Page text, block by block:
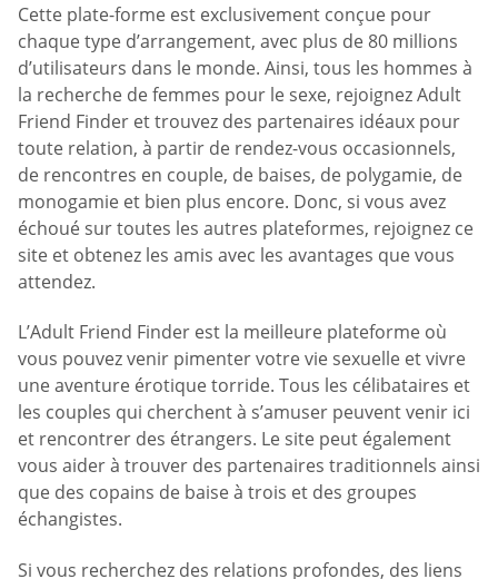
Cette plate-forme est exclusivement conçue pour
chaque type d’arrangement, avec plus de 80 millions
d’utilisateurs dans le monde. Ainsi, tous les hommes à
la recherche de femmes pour le sexe, rejoignez Adult
Friend Finder et trouvez des partenaires idéaux pour
toute relation, à partir de rendez-vous occasionnels,
de rencontres en couple, de baises, de polygamie, de
monogamie et bien plus encore. Donc, si vous avez
échoué sur toutes les autres plateformes, rejoignez ce
site et obtenez les amis avec les avantages que vous
attendez.
L’Adult Friend Finder est la meilleure plateforme où
vous pouvez venir pimenter votre vie sexuelle et vivre
une aventure érotique torride. Tous les célibataires et
les couples qui cherchent à s’amuser peuvent venir ici
et rencontrer des étrangers. Le site peut également
vous aider à trouver des partenaires traditionnels ainsi
que des copains de baise à trois et des groupes
échangistes.
Si vous recherchez des relations profondes, des liens